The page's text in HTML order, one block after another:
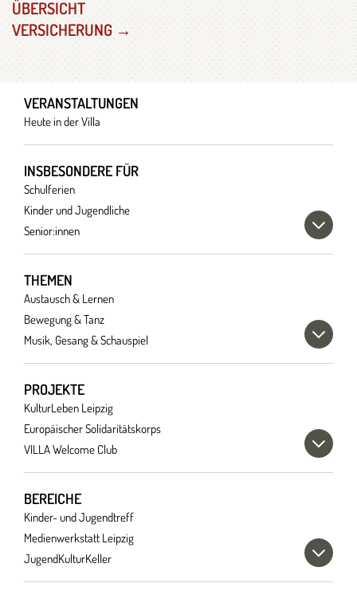
ÜBERSICHT
VERSICHERUNG →
VERANSTALTUNGEN
Heute in der Villa
INSBESONDERE FÜR
Schulferien
Kinder und Jugendliche
Senior:innen
THEMEN
Austausch & Lernen
Bewegung & Tanz
Musik, Gesang & Schauspiel
PROJEKTE
KulturLeben Leipzig
Europäischer Solidaritätskorps
VILLA Welcome Club
BEREICHE
Kinder- und Jugendtreff
Medienwerkstatt Leipzig
JugendKulturKeller